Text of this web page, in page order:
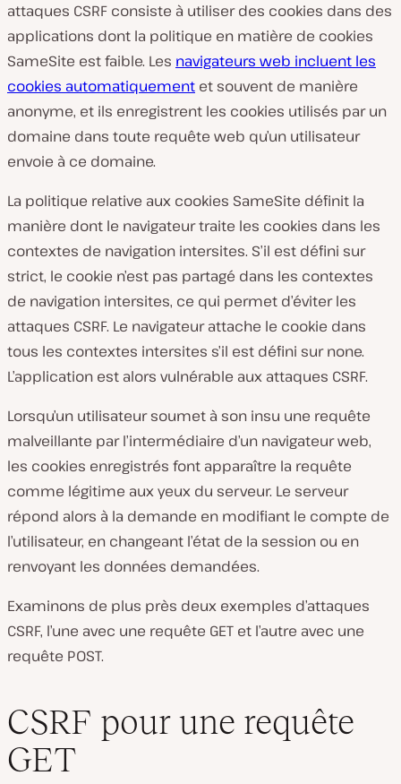
attaques CSRF consiste à utiliser des cookies dans des
applications dont la politique en matière de cookies
SameSite est faible. Les navigateurs web incluent les
cookies automatiquement et souvent de manière
anonyme, et ils enregistrent les cookies utilisés par un
domaine dans toute requête web qu’un utilisateur
envoie à ce domaine.
La politique relative aux cookies SameSite définit la
manière dont le navigateur traite les cookies dans les
contextes de navigation intersites. S’il est défini sur
strict, le cookie n’est pas partagé dans les contextes
de navigation intersites, ce qui permet d’éviter les
attaques CSRF. Le navigateur attache le cookie dans
tous les contextes intersites s’il est défini sur none.
L’application est alors vulnérable aux attaques CSRF.
Lorsqu’un utilisateur soumet à son insu une requête
malveillante par l’intermédiaire d’un navigateur web,
les cookies enregistrés font apparaître la requête
comme légitime aux yeux du serveur. Le serveur
répond alors à la demande en modifiant le compte de
l’utilisateur, en changeant l’état de la session ou en
renvoyant les données demandées.
Examinons de plus près deux exemples d’attaques
CSRF, l’une avec une requête GET et l’autre avec une
requête POST.
CSRF pour une requête
GET